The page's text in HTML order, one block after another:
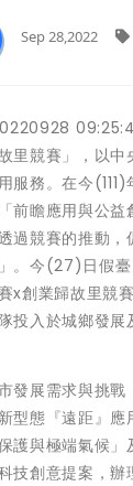
Sep 28,2022
里競賽」，以
服務。在今
前瞻應用與公
過競賽的推動
。今(27)日假
x創業歸故里競
投入於城鄉發
發展需求與挑
型態『遠距』
護與極端氣候」
技創意提案，